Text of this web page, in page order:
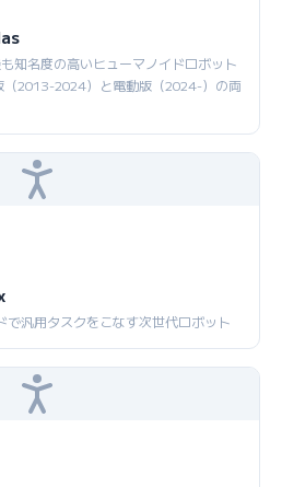
知名度の高いヒューマノイドロボット
（2013-2024）と電動版（2024-）の両
で汎用タスクをこなす次世代ロボット